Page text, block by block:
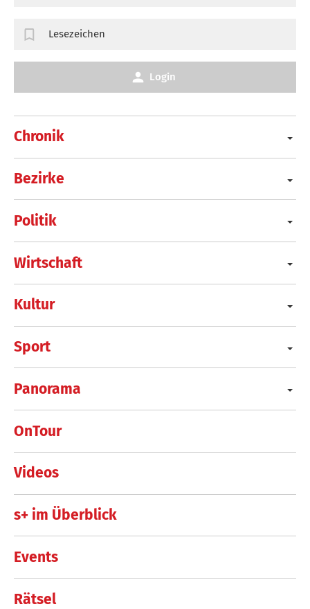
Chronik
Bezirke
Politik
Wirtschaft
Kultur
Sport
Panorama
OnTour
Videos
s+ im Überblick
Events
Rätsel
Lesezeichen
Login